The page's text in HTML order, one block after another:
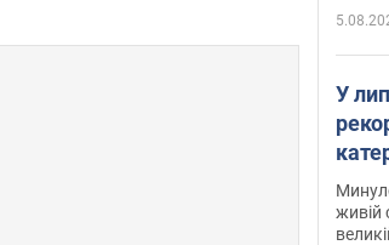
У
живій